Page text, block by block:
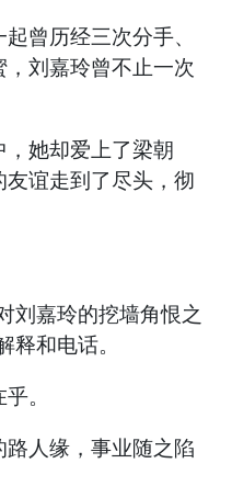
曾历经三次分手、
刘嘉玲曾不止一次
她却爱上了梁朝
谊走到了尽头，彻
刘嘉玲的挖墙角恨之
释和电话。
。
人缘，事业随之陷